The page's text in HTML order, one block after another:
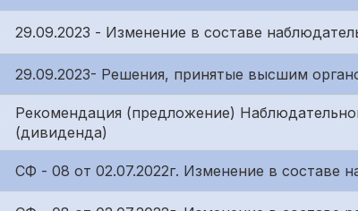
29.09.2023 - Изменение в составе
29.09.2023- Решения, принятые высшим
Рекомендация (предложение)
(дивиденда)
СФ - 08 от 02.07.2022г. Изменение в составе